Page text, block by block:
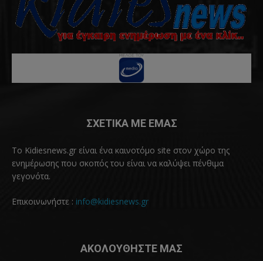
ΣΧΕΤΙΚΑ ΜΕ ΕΜΑΣ
Το Kidiesnews.gr είναι ένα καινοτόμο site στον χώρο της
ενημέρωσης που σκοπός του είναι να καλύψει πένθιμα
γεγονότα.
Επικοινωνήστε : info@kidiesnews.gr
ΑΚΟΛΟΥΘΗΣΤΕ ΜΑΣ